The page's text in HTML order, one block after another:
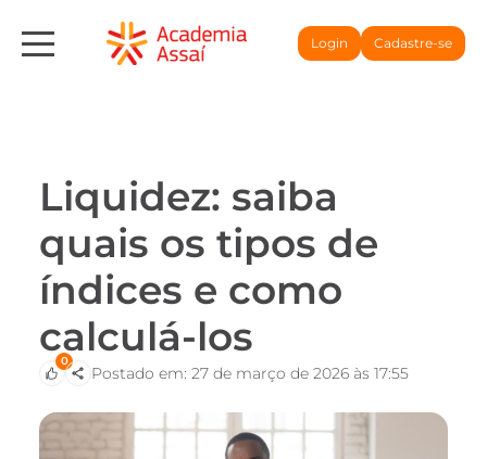
Login Cadastre-se
Liquidez: saiba
quais os tipos de
índices e como
calculá-los
0
Postado em: 27 de março de 2026 às 17:55